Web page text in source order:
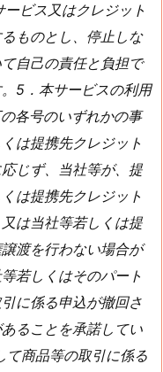
ビス又はクレジット
ものとし、停止しな
自己の責任と負担で
5．本サービスの利用
各号のいずれかの事
は提携先クレジット
じず、当社等が、提
は提携先クレジット
は当社等若しくは提
渡を行わない場合が
若しくはそのパート
に係る申込が撤回さ
ることを承諾してい
商品等の取引に係る